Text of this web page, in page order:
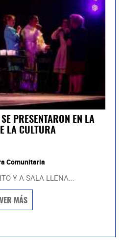
PRESENTARON EN LA
LA CULTURA
Comunitaria
Y A SALA LLENA...
VER MÁS